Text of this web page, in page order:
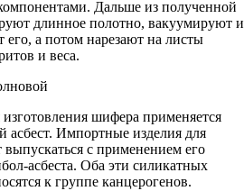
Дальше из полученной
длинное полотно, вакуумируют и
а потом нарезают на листы
и веса.
шифера применяется
асбест. Импортные изделия для
выпускаться с применением его
асбеста. Оба эти силикатных
к группе канцерогенов.